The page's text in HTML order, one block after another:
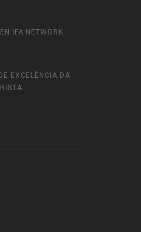
IFA NETWORK
EXCELÊNCIA DA